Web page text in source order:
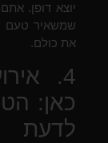
יוצא דופן.
שמשאיר טעם
את כולם.
4.
כאן:
לדעת